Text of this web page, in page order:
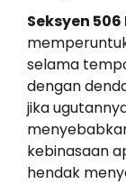
Seksyen
selama
dengan
jika
kebinasaan
hendak